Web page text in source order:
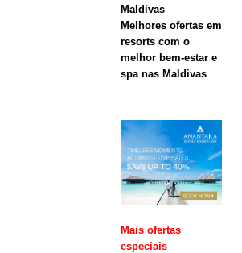
Maldivas
Melhores ofertas em
resorts com o
melhor bem-estar e
spa nas Maldivas
Mais ofertas
especiais